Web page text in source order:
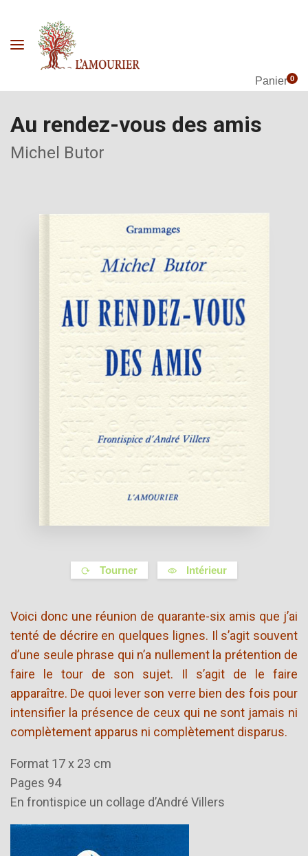
Panier0
Au rendez-vous des amis
Michel Butor
Tourner Intérieur
Voici donc une réunion de quarante-six amis que j’ai
tenté de décrire en quelques lignes. Il s’agit souvent
d’une seule phrase qui n’a nullement la prétention de
faire le tour de son sujet. Il s’agit de le faire
apparaître. De quoi lever son verre bien des fois pour
intensifier la présence de ceux qui ne sont jamais ni
complètement apparus ni complètement disparus.
Format 17 x 23 cm
Pages 94
En frontispice un collage d’André Villers